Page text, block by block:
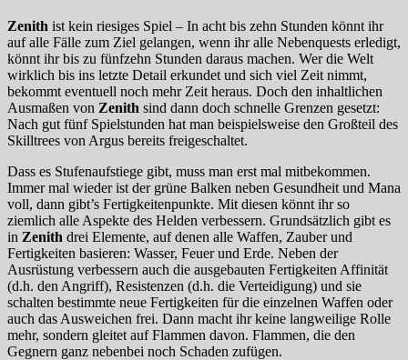
Zenith ist kein riesiges Spiel – In acht bis zehn Stunden könnt ihr
auf alle Fälle zum Ziel gelangen, wenn ihr alle Nebenquests erledigt,
könnt ihr bis zu fünfzehn Stunden daraus machen. Wer die Welt
wirklich bis ins letzte Detail erkundet und sich viel Zeit nimmt,
bekommt eventuell noch mehr Zeit heraus. Doch den inhaltlichen
Ausmaßen von Zenith sind dann doch schnelle Grenzen gesetzt:
Nach gut fünf Spielstunden hat man beispielsweise den Großteil des
Skilltrees von Argus bereits freigeschaltet.
Dass es Stufenaufstiege gibt, muss man erst mal mitbekommen.
Immer mal wieder ist der grüne Balken neben Gesundheit und Mana
voll, dann gibt’s Fertigkeitenpunkte. Mit diesen könnt ihr so
ziemlich alle Aspekte des Helden verbessern. Grundsätzlich gibt es
in Zenith drei Elemente, auf denen alle Waffen, Zauber und
Fertigkeiten basieren: Wasser, Feuer und Erde. Neben der
Ausrüstung verbessern auch die ausgebauten Fertigkeiten Affinität
(d.h. den Angriff), Resistenzen (d.h. die Verteidigung) und sie
schalten bestimmte neue Fertigkeiten für die einzelnen Waffen oder
auch das Ausweichen frei. Dann macht ihr keine langweilige Rolle
mehr, sondern gleitet auf Flammen davon. Flammen, die den
Gegnern ganz nebenbei noch Schaden zufügen.